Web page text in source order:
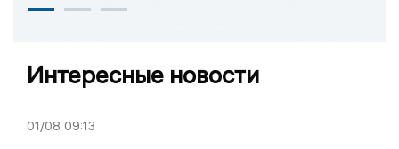
Интересные новости
01/08 09:13